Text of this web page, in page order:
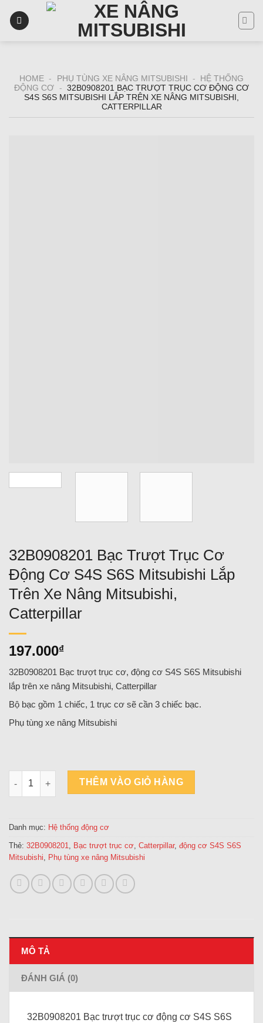
HOME - PHỤ TÙNG XE NÂNG MITSUBISHI -
HỆ THỐNG
ĐỘNG CƠ - 32B0908201 BẠC TRƯỢT TRỤC CƠ ĐỘNG CƠ
S4S S6S MITSUBISHI LẮP TRÊN XE NÂNG MITSUBISHI,
CATTERPILLAR
32B0908201 Bạc Trượt Trục Cơ
Động Cơ S4S S6S Mitsubishi Lắp
Trên Xe Nâng Mitsubishi,
Catterpillar
197.000₫
32B0908201 Bạc trượt trục cơ, động cơ S4S S6S Mitsubishi
lắp trên xe nâng Mitsubishi, Catterpillar
Bộ bạc gồm 1 chiếc, 1 trục cơ sẽ cần 3 chiếc bạc.
Phụ tùng xe nâng Mitsubishi
32B0908201 Bạc Trượt Trục Cơ Động Cơ S4S S6S Mitsubishi
THÊM VÀO GIỎ HÀNG
Danh mục: Hệ thống động cơ
Thẻ: 32B0908201, Bạc trượt trục cơ, Catterpillar, động cơ S4S S6S
Mitsubishi, Phụ tùng xe nâng Mitsubishi
MÔ TẢ
ĐÁNH GIÁ (0)
32B0908201 Bạc trượt trục cơ động cơ S4S S6S